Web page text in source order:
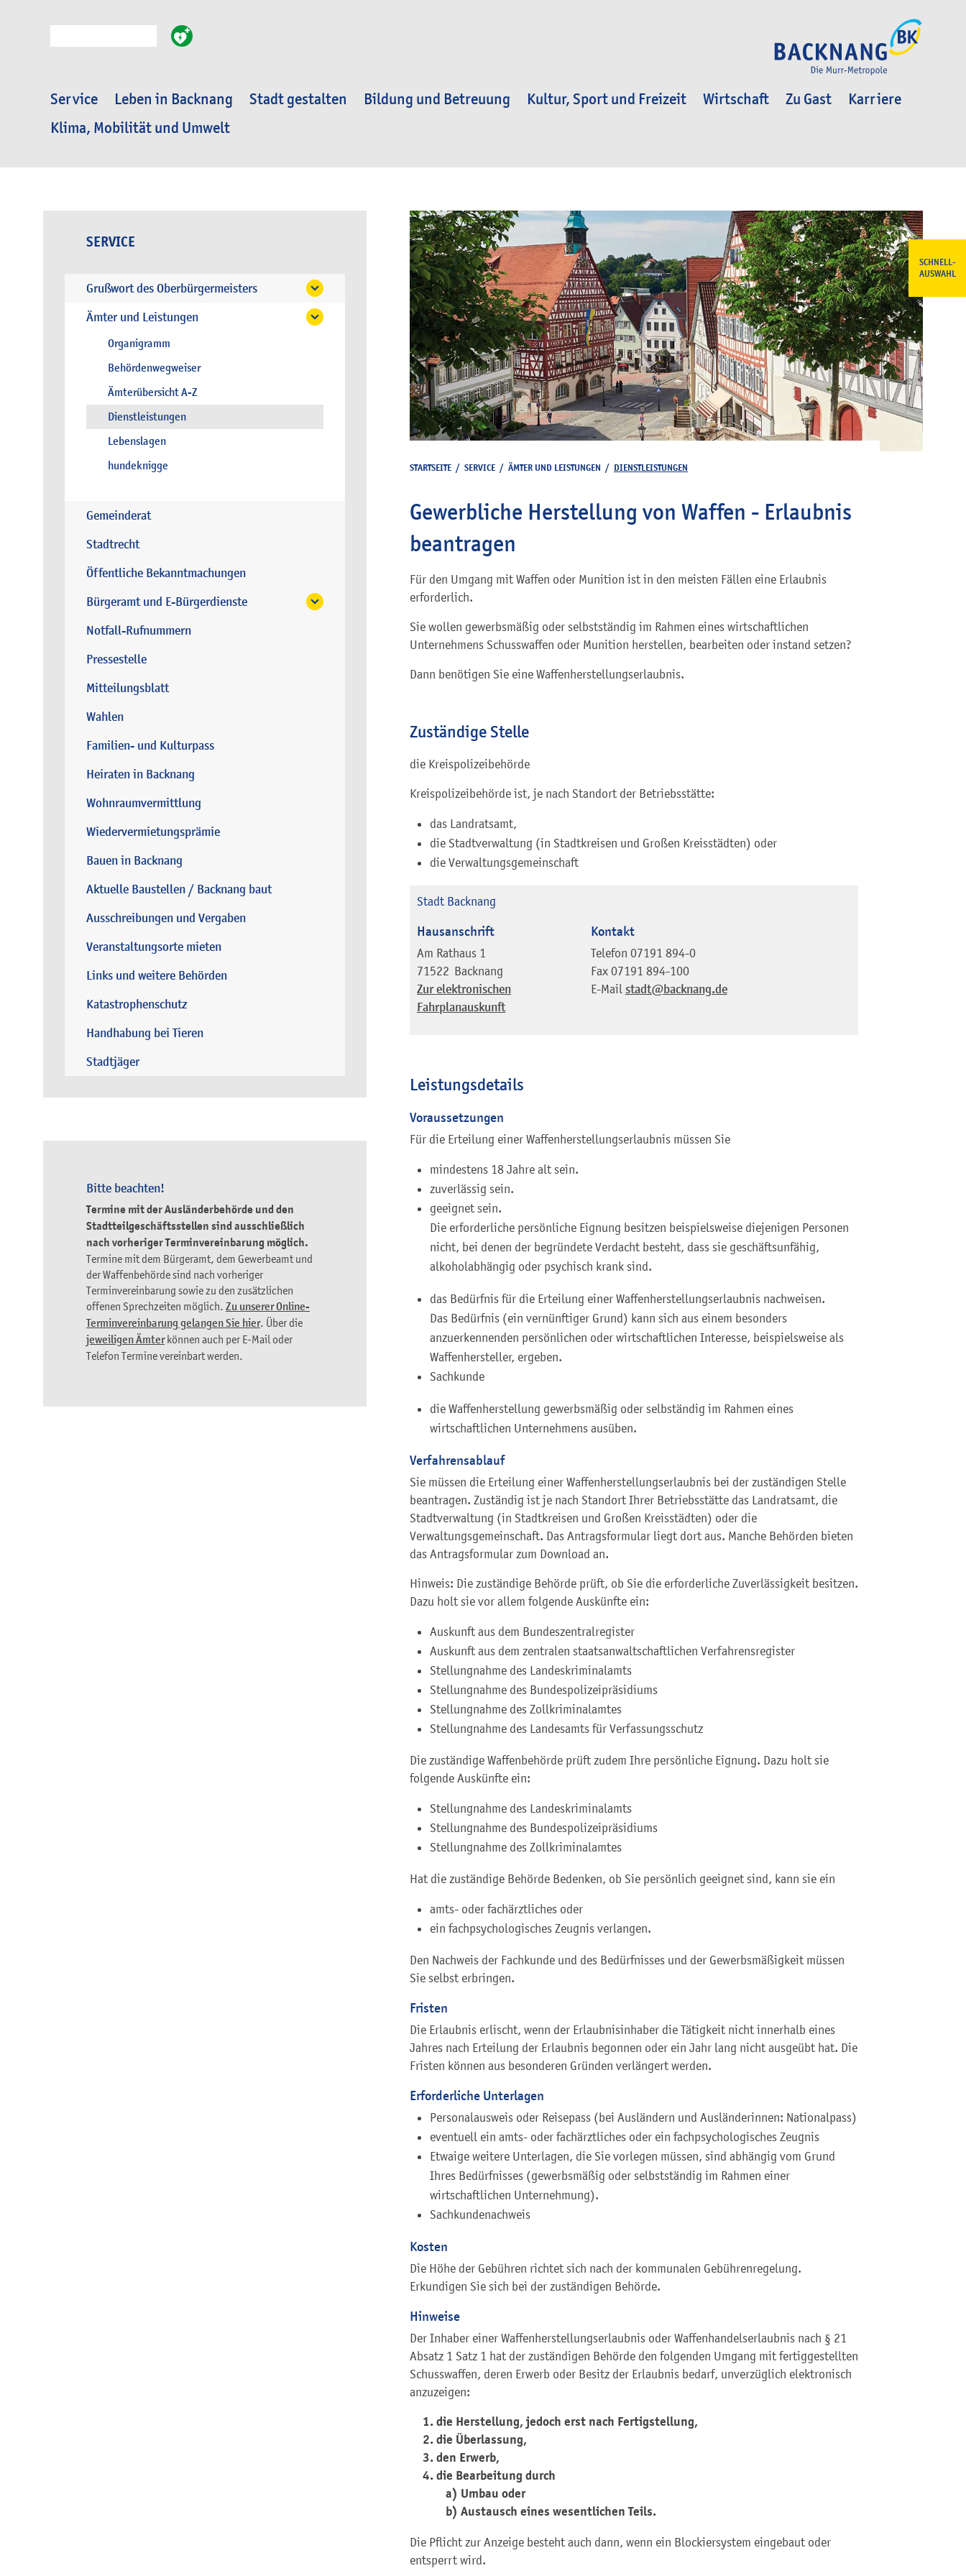
Service Leben in Backnang Stadt gestalten Bildung und Betreuung Kultur, Sport und Freizeit Wirtschaft Zu Gast
Karriere
Klima, Mobilität und Umwelt
SCHNELL-
AUSWAHL
SERVICE
Grußwort des Oberbürgermeisters
Ämter und Leistungen
Organigramm
Behördenwegweiser
Ämterübersicht A-Z
Dienstleistungen
Lebenslagen
hundeknigge
Gemeinderat
Stadtrecht
Öffentliche Bekanntmachungen
Bürgeramt und E-Bürgerdienste
Notfall-Rufnummern
Pressestelle
Mitteilungsblatt
Wahlen
Familien- und Kulturpass
Heiraten in Backnang
Wohnraumvermittlung
Wiedervermietungsprämie
Bauen in Backnang
Aktuelle Baustellen / Backnang baut
Ausschreibungen und Vergaben
Veranstaltungsorte mieten
Links und weitere Behörden
Katastrophenschutz
Handhabung bei Tieren
Stadtjäger
Bitte beachten!
Termine mit der Ausländerbehörde und den
Stadtteilgeschäftsstellen sind ausschließlich
nach vorheriger Terminvereinbarung möglich.
Termine mit dem Bürgeramt, dem Gewerbeamt und
der Waffenbehörde sind nach vorheriger
Terminvereinbarung sowie zu den zusätzlichen
offenen Sprechzeiten möglich. Zu unserer Online-
Terminvereinbarung gelangen Sie hier. Über die
jeweiligen Ämterkönnen auch per E-Mail oder
Telefon Termine vereinbart werden.
STARTSEITE / SERVICE / ÄMTER UND LEISTUNGEN / DIENSTLEISTUNGEN
Gewerbliche Herstellung von Waffen - Erlaubnis
beantragen
Für den Umgang mit Waffen oder Munition ist in den meisten Fällen eine Erlaubnis
erforderlich.
Sie wollen gewerbsmäßig oder selbstständig im Rahmen eines wirtschaftlichen
Unternehmens Schusswaffen oder Munition herstellen, bearbeiten oder instand setzen?
Dann benötigen Sie eine Waffenherstellungserlaubnis.
Zuständige Stelle
die Kreispolizeibehörde
Kreispolizeibehörde ist, je nach Standort der Betriebsstätte:
das Landratsamt,
die Stadtverwaltung (in Stadtkreisen und Großen Kreisstädten) oder
die Verwaltungsgemeinschaft
Stadt Backnang
Hausanschrift
Am Rathaus 1
71522 Backnang
Zur elektronischen
Fahrplanauskunft
Kontakt
Telefon 07191 894-0
Fax 07191 894-100
E-Mail stadt@backnang.de
Leistungsdetails
Voraussetzungen
Für die Erteilung einer Waffenherstellungserlaubnis müssen Sie
mindestens 18 Jahre alt sein.
zuverlässig sein.
geeignet sein.
Die erforderliche persönliche Eignung besitzen beispielsweise diejenigen Personen
nicht, bei denen der begründete Verdacht besteht, dass sie geschäftsunfähig,
alkoholabhängig oder psychisch krank sind.
das Bedürfnis für die Erteilung einer Waffenherstellungserlaubnis nachweisen.
Das Bedürfnis (ein vernünftiger Grund) kann sich aus einem besonders
anzuerkennenden persönlichen oder wirtschaftlichen Interesse, beispielsweise als
Waffenhersteller, ergeben.
Sachkunde
die Waffenherstellung gewerbsmäßig oder selbständig im Rahmen eines
wirtschaftlichen Unternehmens ausüben.
Verfahrensablauf
Sie müssen die Erteilung einer Waffenherstellungserlaubnis bei der zuständigen Stelle
beantragen. Zuständig ist je nach Standort Ihrer Betriebsstätte das Landratsamt, die
Stadtverwaltung (in Stadtkreisen und Großen Kreisstädten) oder die
Verwaltungsgemeinschaft. Das Antragsformular liegt dort aus. Manche Behörden bieten
das Antragsformular zum Download an.
Hinweis: Die zuständige Behörde prüft, ob Sie die erforderliche Zuverlässigkeit besitzen.
Dazu holt sie vor allem folgende Auskünfte ein:
Auskunft aus dem Bundeszentralregister
Auskunft aus dem zentralen staatsanwaltschaftlichen Verfahrensregister
Stellungnahme des Landeskriminalamts
Stellungnahme des Bundespolizeipräsidiums
Stellungnahme des Zollkriminalamtes
Stellungnahme des Landesamts für Verfassungsschutz
Die zuständige Waffenbehörde prüft zudem Ihre persönliche Eignung. Dazu holt sie
folgende Auskünfte ein:
Stellungnahme des Landeskriminalamts
Stellungnahme des Bundespolizeipräsidiums
Stellungnahme des Zollkriminalamtes
Hat die zuständige Behörde Bedenken, ob Sie persönlich geeignet sind, kann sie ein
amts- oder fachärztliches oder
ein fachpsychologisches Zeugnis verlangen.
Den Nachweis der Fachkunde und des Bedürfnisses und der Gewerbsmäßigkeit müssen
Sie selbst erbringen.
Fristen
Die Erlaubnis erlischt, wenn der Erlaubnisinhaber die Tätigkeit nicht innerhalb eines
Jahres nach Erteilung der Erlaubnis begonnen oder ein Jahr lang nicht ausgeübt hat. Die
Fristen können aus besonderen Gründen verlängert werden.
Erforderliche Unterlagen
Personalausweis oder Reisepass (bei Ausländern und Ausländerinnen: Nationalpass)
eventuell ein amts- oder fachärztliches oder ein fachpsychologisches Zeugnis
Etwaige weitere Unterlagen, die Sie vorlegen müssen, sind abhängig vom Grund
Ihres Bedürfnisses (gewerbsmäßig oder selbstständig im Rahmen einer
wirtschaftlichen Unternehmung).
Sachkundenachweis
Kosten
Die Höhe der Gebühren richtet sich nach der kommunalen Gebührenregelung.
Erkundigen Sie sich bei der zuständigen Behörde.
Hinweise
Der Inhaber einer Waffenherstellungserlaubnis oder Waffenhandelserlaubnis nach § 21
Absatz 1 Satz 1 hat der zuständigen Behörde den folgenden Umgang mit fertiggestellten
Schusswaffen, deren Erwerb oder Besitz der Erlaubnis bedarf, unverzüglich elektronisch
anzuzeigen:
1. die Herstellung, jedoch erst nach Fertigstellung,
2. die Überlassung,
3. den Erwerb,
4. die Bearbeitung durch
a) Umbau oder
b) Austausch eines wesentlichen Teils.
Die Pflicht zur Anzeige besteht auch dann, wenn ein Blockiersystem eingebaut oder
entsperrt wird.